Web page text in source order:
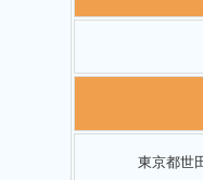
東京都世